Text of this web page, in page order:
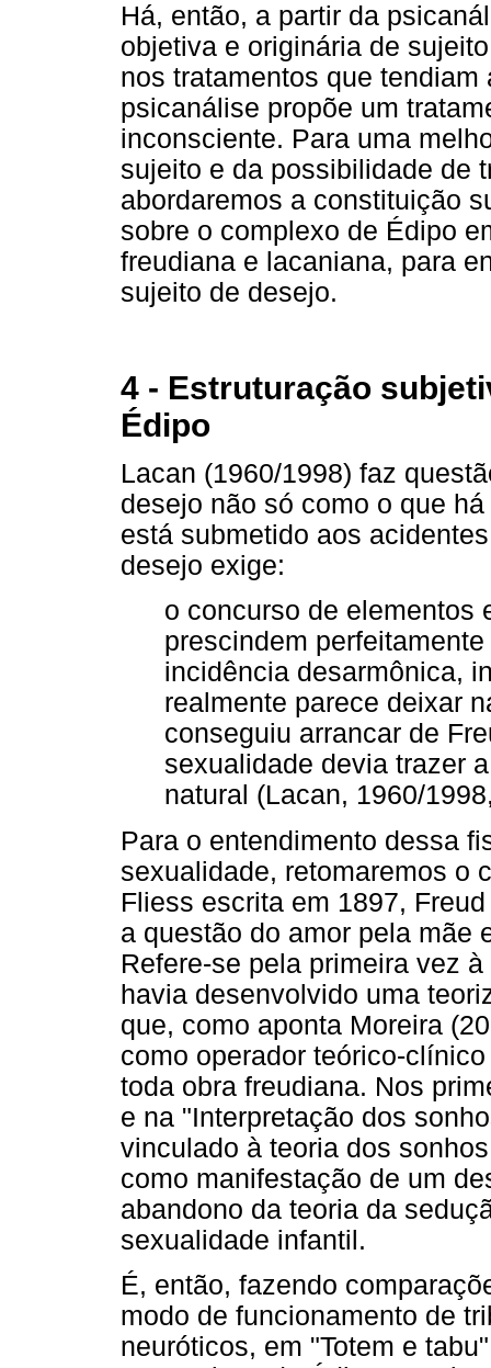
Há, então, a partir da
objetiva e originária de
nos tratamentos que
psicanálise propõe um
inconsciente. Para uma
sujeito e da possibilidade de
abordaremos a constituição
sobre o complexo de Édipo
freudiana e lacaniana, para
sujeito de desejo.
4 - Estruturação
Édipo
Lacan (1960/1998) faz
desejo não só como o que
está submetido aos
desejo exige:
o concurso de elementos
prescindem
incidência desarmônica,
realmente parece deixar
conseguiu arrancar de
sexualidade devia trazer
natural (Lacan, 1960/
Para o entendimento dessa
sexualidade, retomaremos o
Fliess escrita em 1897,
a questão do amor pela mãe
Refere-se pela primeira vez
havia desenvolvido uma
que, como aponta Moreira
como operador teórico-
toda obra freudiana. Nos
e na "Interpretação dos
vinculado à teoria dos
como manifestação de um
abandono da teoria da
sexualidade infantil.
É, então, fazendo
modo de funcionamento de
neuróticos, em "Totem e